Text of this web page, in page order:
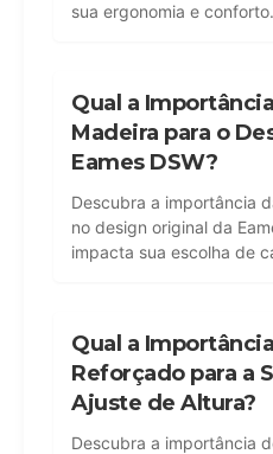
sua ergonomia e conforto.
Qual a
Madeira para o
Eames DSW?
Descubra a importância
no design original da
impacta sua escolha de
Qual a
Reforçado para a
Ajuste de Altura?
Descubra a importância